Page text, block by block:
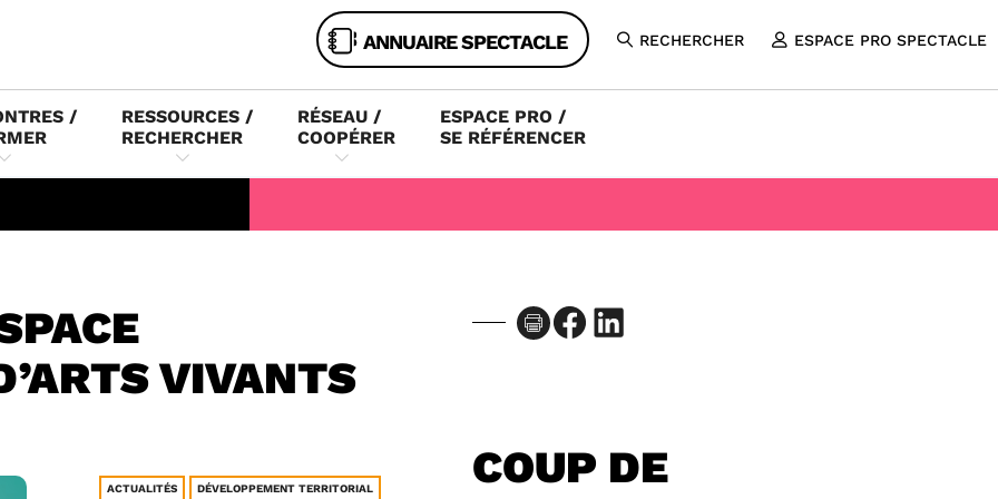
ANNUAIRE SPECTACLE
RECHERCHER
ESPACE PRO SPECTACLE
/
RESSOURCES /
RECHERCHER
RÉSEAU /
COOPÉRER
ESPACE PRO /
SE RÉFÉRENCER
VIVANTS
ACTUALITÉS DÉVELOPPEMENT TERRITORIAL
Facebook
LinkedIn
COUP DE